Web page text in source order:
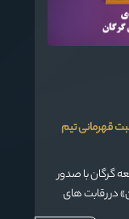
قهرمانی تیم
گرگان با صدور
در رقابت های